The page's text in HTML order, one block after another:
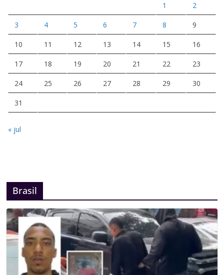
1 2
3 4 5 6 7 8 9
10 11 12 13 14 15 16
17 18 19 20 21 22 23
24 25 26 27 28 29 30
31
« jul
Brasil